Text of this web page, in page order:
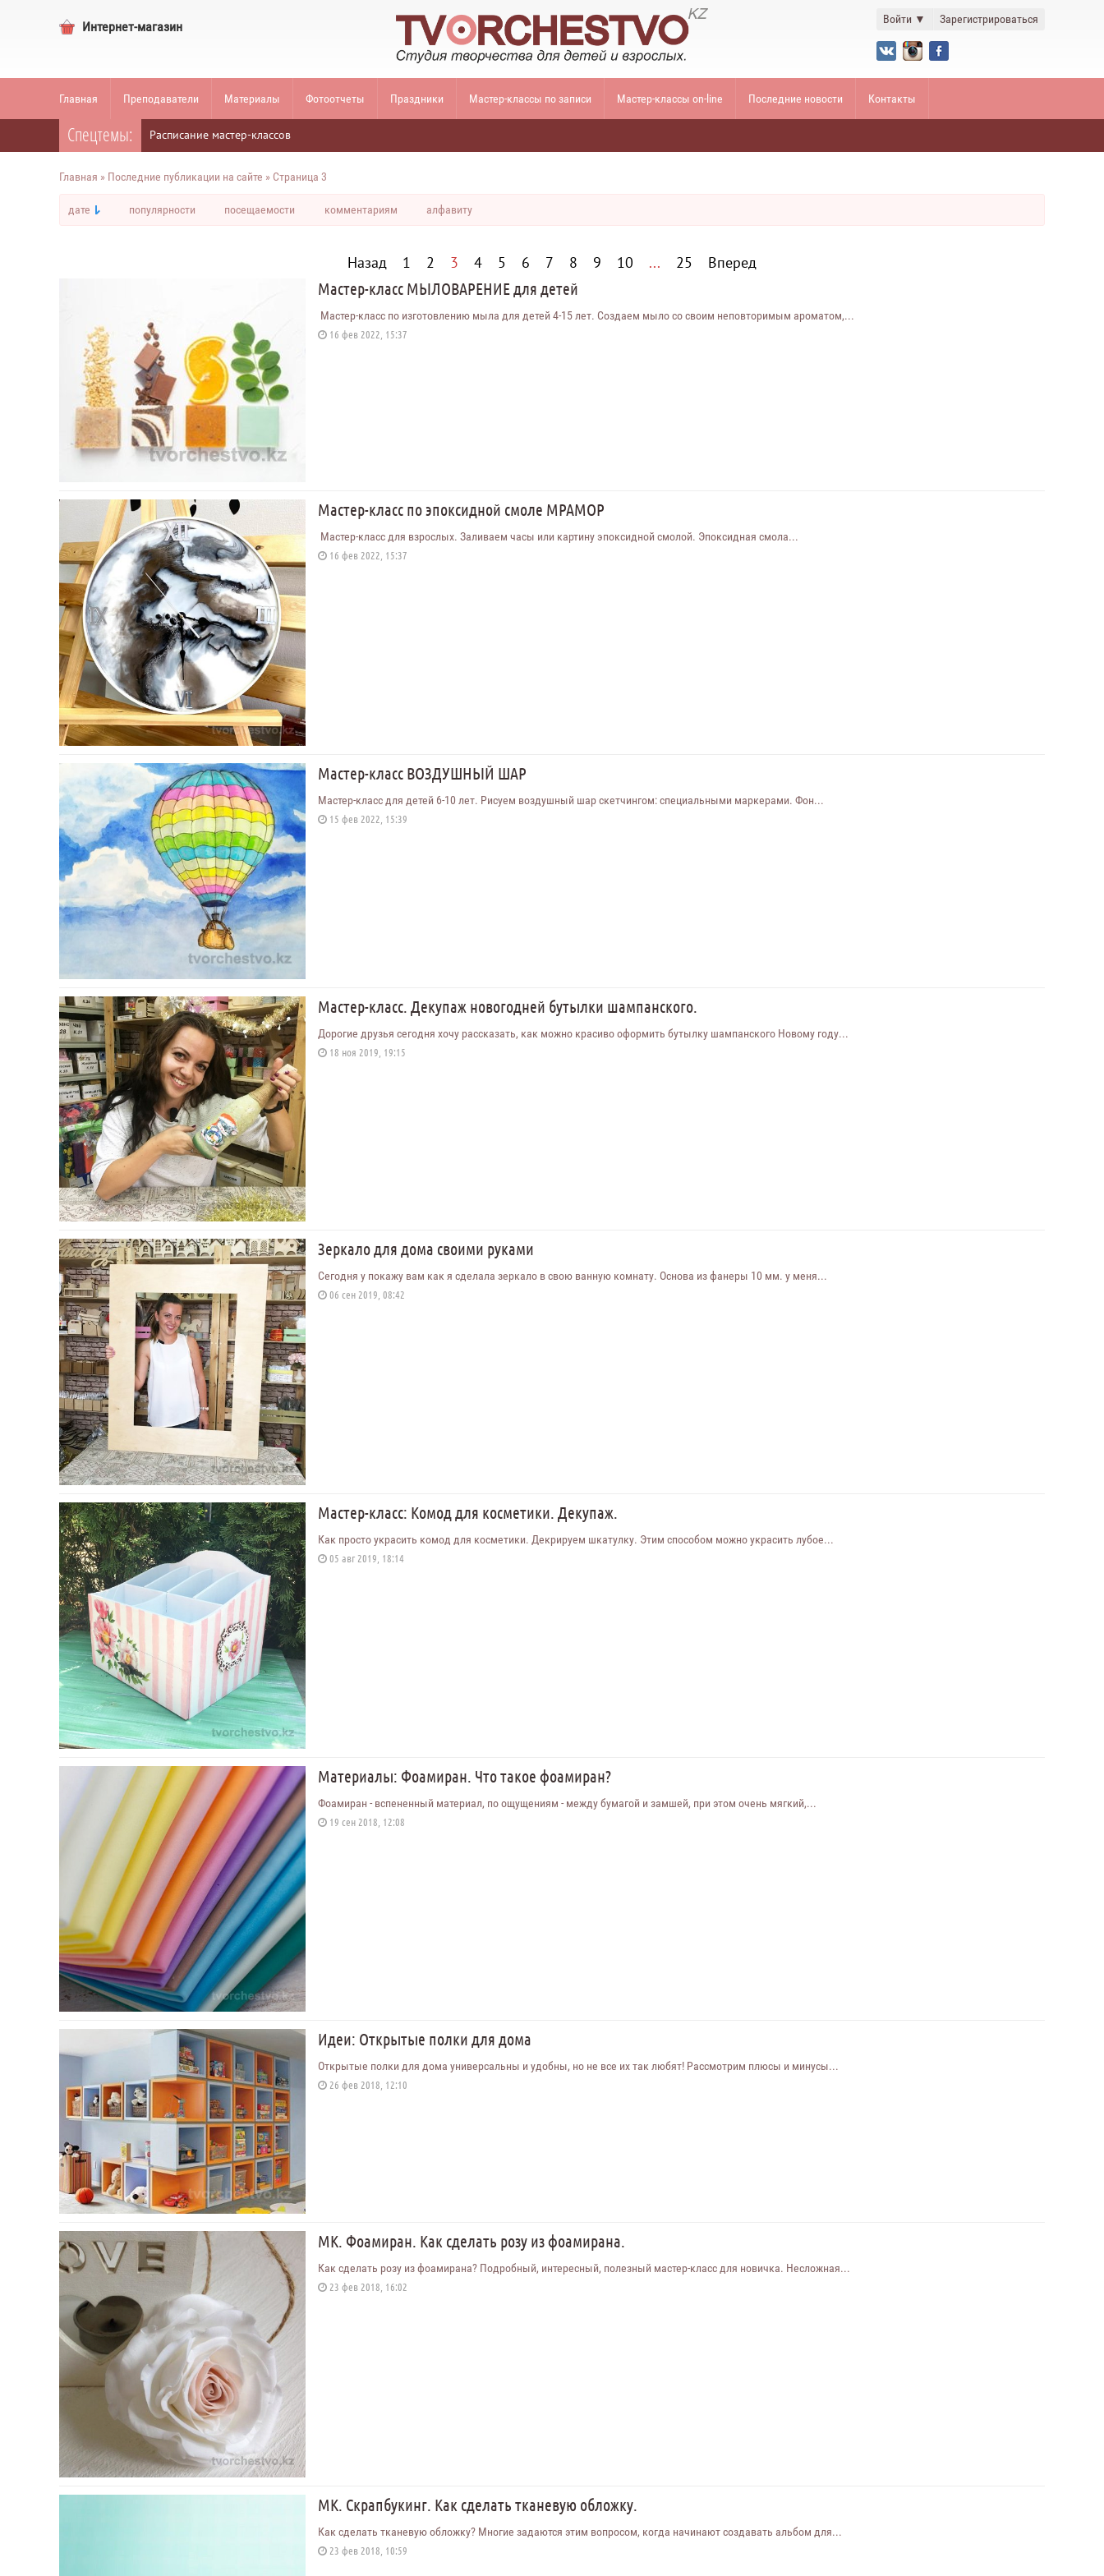
Интернет-магазин Войти ▼ Зарегистрироваться
Главная Преподаватели Материалы Фотоотчеты Праздники Мастер-классы по записи Мастер-классы on-line Последние новости Контакты
Спецтемы: Расписание мастер-классов
Главная » Последние публикации на сайте » Страница 3
дате популярности посещаемости комментариям алфавиту
Назад 1 2 3 4 5 6 7 8 9 10 ... 25 Вперед
Мастер-класс МЫЛОВАРЕНИЕ для детей
Мастер-класс по изготовлению мыла для детей 4-15 лет. Создаем мыло со своим неповторимым ароматом,...
16 фев 2022, 15:37
Мастер-класс по эпоксидной смоле МРАМОР
Мастер-класс для взрослых. Заливаем часы или картину эпоксидной смолой. Эпоксидная смола...
16 фев 2022, 15:37
Мастер-класс ВОЗДУШНЫЙ ШАР
Мастер-класс для детей 6-10 лет. Рисуем воздушный шар скетчингом: специальными маркерами. Фон...
15 фев 2022, 15:39
Мастер-класс. Декупаж новогодней бутылки шампанского.
Дорогие друзья сегодня хочу рассказать, как можно красиво оформить бутылку шампанского Новому году...
18 ноя 2019, 19:15
Зеркало для дома своими руками
Сегодня у покажу вам как я сделала зеркало в свою ванную комнату. Основа из фанеры 10 мм. у меня...
06 сен 2019, 08:42
Мастер-класс: Комод для косметики. Декупаж.
Как просто украсить комод для косметики. Декрируем шкатулку. Этим способом можно украсить лубое...
05 авг 2019, 18:14
Материалы: Фоамиран. Что такое фоамиран?
Фоамиран - вспененный материал, по ощущениям - между бумагой и замшей, при этом очень мягкий,...
19 сен 2018, 12:08
Идеи: Открытые полки для дома
Открытые полки для дома универсальны и удобны, но не все их так любят! Рассмотрим плюсы и минусы...
26 фев 2018, 12:10
МК. Фоамиран. Как сделать розу из фоамирана.
Как сделать розу из фоамирана? Подробный, интересный, полезный мастер-класс для новичка. Несложная...
23 фев 2018, 16:02
МК. Скрапбукинг. Как сделать тканевую обложку.
Как сделать тканевую обложку? Многие задаются этим вопросом, когда начинают создавать альбом для...
23 фев 2018, 10:59